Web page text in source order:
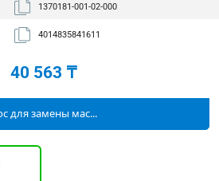
1370181-001-02-000
4014835841611
40 563 ₸
для замены мас...